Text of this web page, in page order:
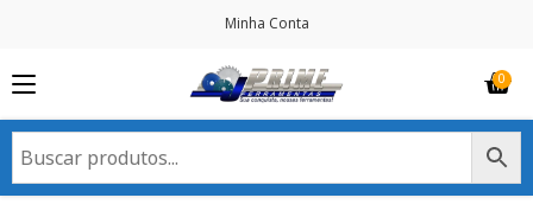
Minha Conta